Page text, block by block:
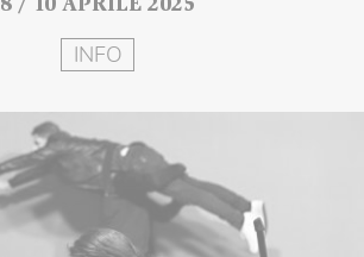
8 / 10 APRILE 2025
INFO